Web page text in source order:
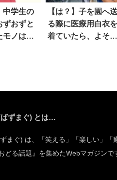
中学生の
ずおずと
モノは…
【は？】子を園へ送
る際に医療用白衣を
着ていたら、よその
ずまぐ) とは…
まぐ) は、「笑える」「楽しい」「
どる話題』を集めたWebマガジンで